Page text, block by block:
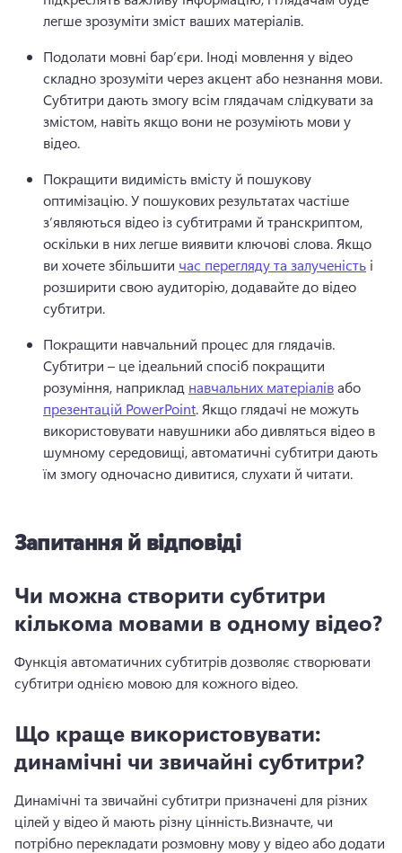
легше зрозуміти зміст ваших матеріалів.
Подолати мовні бар’єри. Іноді мовлення у відео
Субтитри дають змогу всім глядачам слідкувати за
змістом, навіть якщо вони не розуміють мови у
відео.
Покращити видимість вмісту й пошукову
оптимізацію. У пошукових результатах частіше
з’являються відео із субтитрами й транскриптом,
оскільки в них легше виявити ключові слова. Якщо
ви хочете збільшити час перегляду та залученість і
розширити свою аудиторію, додавайте до відео
субтитри.
Покращити навчальний процес для глядачів.
Субтитри – це ідеальний спосіб покращити
розуміння, наприклад навчальних матеріалів або
презентацій PowerPoint. Якщо глядачі не можуть
використовувати навушники або дивляться відео в
шумному середовищі, автоматичні субтитри дають
їм змогу одночасно дивитися, слухати й читати.
Запитання й відповіді
Чи можна створити субтитри
кількома мовами в одному відео?
Функція автоматичних субтитрів дозволяє створювати
субтитри однією мовою для кожного відео.
Що краще використовувати:
динамічні чи звичайні субтитри?
Динамічні та звичайні субтитри призначені для різних
цілей у відео й мають різну цінність.Визначте, чи
потрібно перекладати розмовну мову у відео або додати